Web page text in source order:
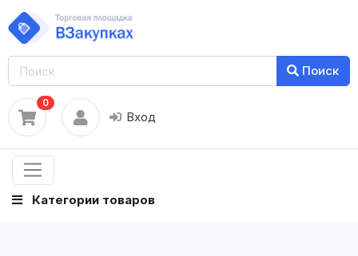
Поиск
0
Вход
Категории товаров